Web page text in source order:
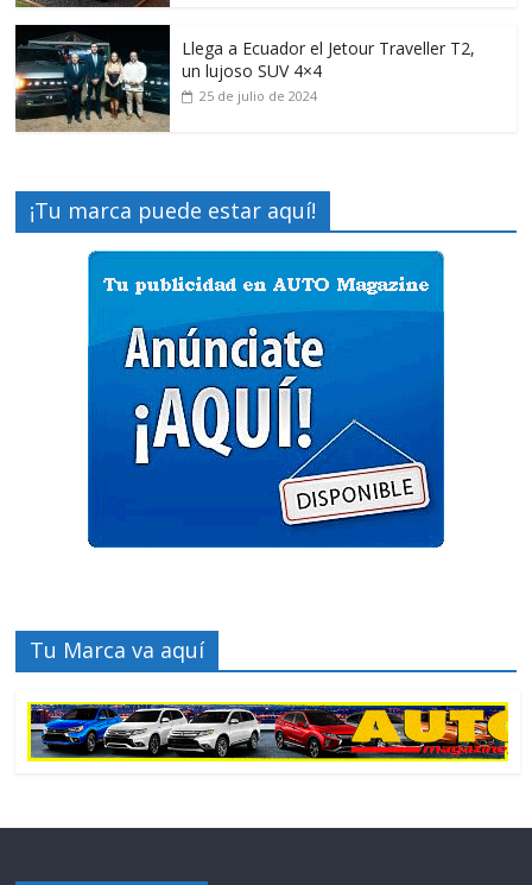
Llega a Ecuador el Jetour Traveller T2,
un lujoso SUV 4×4
25 de julio de 2024
¡Tu marca puede estar aquí!
Tu Marca va aquí